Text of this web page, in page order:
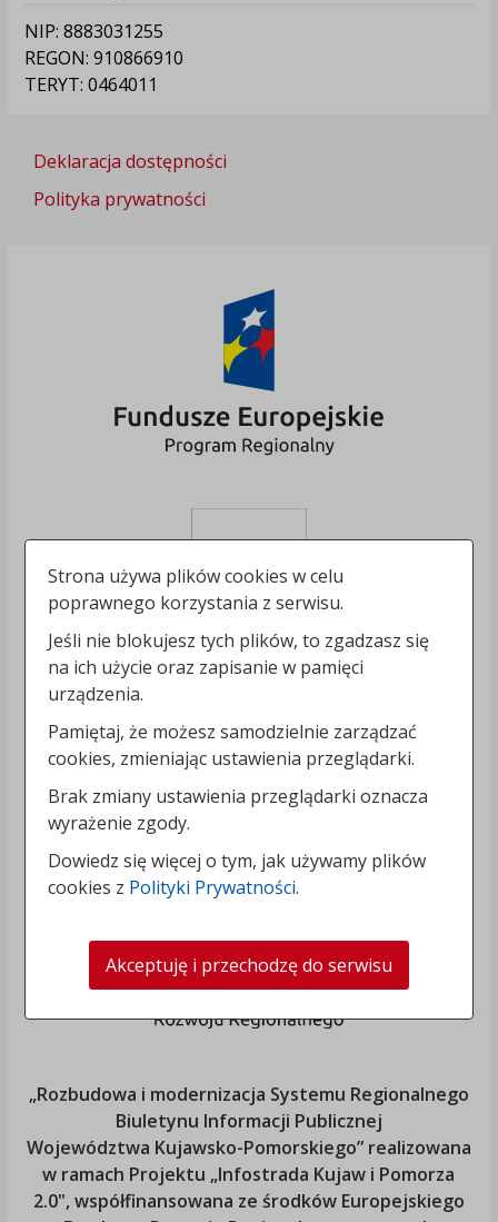
NIP: 8883031255
REGON: 910866910
TERYT: 0464011
Deklaracja dostępności
Polityka prywatności
„Rozbudowa i modernizacja Systemu Regionalnego
Biuletynu Informacji Publicznej
Województwa Kujawsko-Pomorskiego” realizowana
w ramach Projektu „Infostrada Kujaw i Pomorza
2.0", współfinansowana ze środków Europejskiego
Strona używa plików cookies w celu
poprawnego korzystania z serwisu.
Jeśli nie blokujesz tych plików, to zgadzasz się
na ich użycie oraz zapisanie w pamięci
urządzenia.
Pamiętaj, że możesz samodzielnie zarządzać
cookies, zmieniając ustawienia przeglądarki.
Brak zmiany ustawienia przeglądarki oznacza
wyrażenie zgody.
Dowiedz się więcej o tym, jak używamy plików
cookies z Polityki Prywatności.
Akceptuję i przechodzę do serwisu